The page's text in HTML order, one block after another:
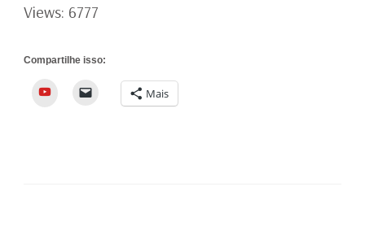
Views: 6777
Compartilhe isso:
YouTube Mais